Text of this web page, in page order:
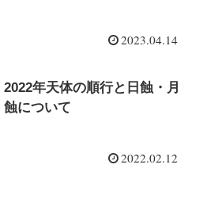
2023.04.14
2022年天体の順行と日蝕・月
蝕について
2022.02.12